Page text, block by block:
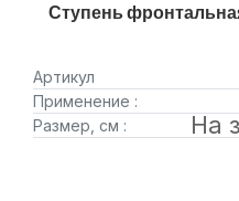
Ступень
Артикул
Применение :
Размер, см :
На